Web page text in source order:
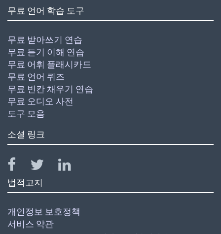
무료 언어 학습 도구
무료 받아쓰기 연습
무료 듣기 이해 연습
무료 어휘 플래시카드
무료 언어 퀴즈
무료 빈칸 채우기 연습
무료 오디오 사전
도구 모음
소셜 링크
법적고지
개인정보 보호정책
서비스 약관